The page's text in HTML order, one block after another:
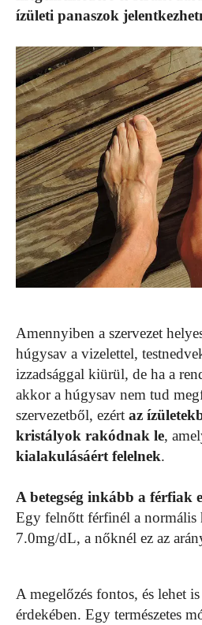
ízületi panaszok
Amennyiben a szervezet
húgysav a vizelettel,
izzadsággal kiürül, de ha a
akkor a húgysav nem tud
szervezetből, ezért az
kristályok rakódnak le,
kialakulásáért felelnek.
A betegség inkább a férfiak
Egy felnőtt férfinél a normális
7.0mg/dL, a nőknél ez az
A megelőzés fontos, és lehet
érdekében. Egy természetes